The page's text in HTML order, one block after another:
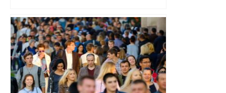
Top 14: comment Perpignan a une
nouvelle fois fait tomber Toulouse? –
RMC Sport